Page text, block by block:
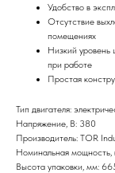
Удобство в
Отсутствие
помещениях
Низкий уровень
при работе
Простая
Тип двигателя:
Напряжение, В: 380
Производитель: TOR
Номинальная мощность,
Высота упаковки, мм: